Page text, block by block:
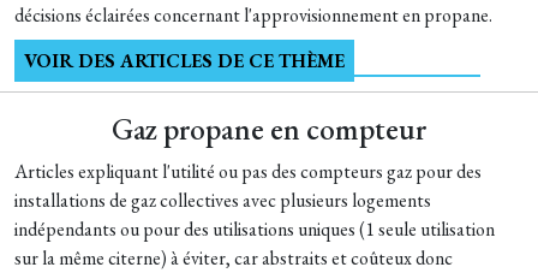
décisions éclairées concernant l'approvisionnement en propane.
VOIR DES ARTICLES DE CE THÈME
Gaz propane en compteur
Articles expliquant l'utilité ou pas des compteurs gaz pour des
installations de gaz collectives avec plusieurs logements
indépendants ou pour des utilisations uniques (1 seule utilisation
sur la même citerne) à éviter, car abstraits et coûteux donc